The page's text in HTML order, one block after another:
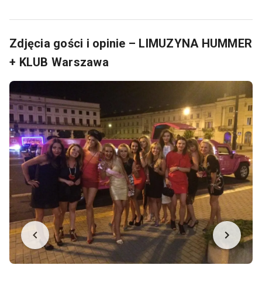
Zdjęcia gości i opinie – LIMUZYNA HUMMER
+ KLUB Warszawa